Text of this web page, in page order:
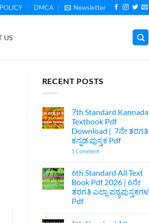
DMCA Newsletter
US
RECENT POSTS
7th Standard Kannada
Textbook Pdf
Download | 7ನೇ ತರಗತಿ
ಕನ್ನಡ ಪುಸ್ತಕ Pdf
1 Commenton
Kannada
Textbook
Pdf
Download
|
ಪುಸ್ತಕ
6th Standard All Text
Book Pdf 2026 | 6ನೇ
ತರಗತಿ ಎಲ್ಲಾ ಪಠ್ಯಪುಸ್ತಕಗಳ
Pdf